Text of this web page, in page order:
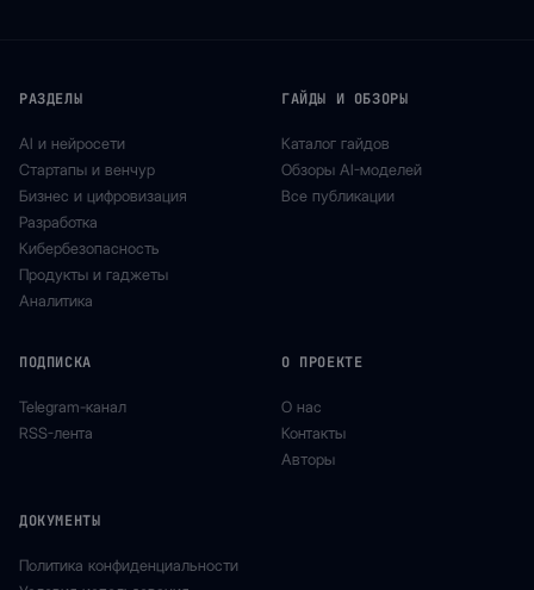
РАЗДЕЛЫ
AI и нейросети
Стартапы и венчур
Бизнес и цифровизация
Разработка
Кибербезопасность
Продукты и гаджеты
Аналитика
ГАЙДЫ И ОБЗОРЫ
Каталог гайдов
Обзоры AI-моделей
Все публикации
ПОДПИСКА
Telegram-канал
RSS-лента
О ПРОЕКТЕ
О нас
Контакты
Авторы
ДОКУМЕНТЫ
Политика конфиденциальности